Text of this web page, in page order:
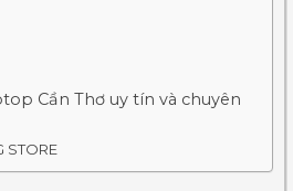
Cần Thơ uy tín và chuyên
STORE